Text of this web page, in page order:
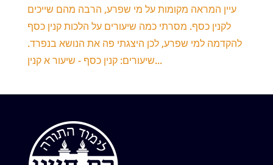
עיין המראה מקומות על מי שפרע, הרבה מהם שייכים
לקנין כסף. מסרתי כמה שיעורים על הלכות קנין כסף
להקדמה למי שפרע, לכן היצגתי פה את הנושא בנפרד.
שיעורים: קנין כסף - שיעור א קנין...